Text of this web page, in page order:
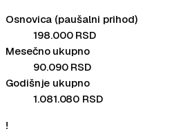
Osnovica (paušalni prihod)
198.000RSD
Mesečno ukupno
90.090RSD
Godišnje ukupno
1.081.080 RSD
!